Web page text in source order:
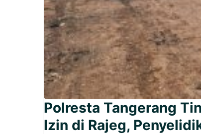
Polresta Tangerang
Izin di Rajeg,